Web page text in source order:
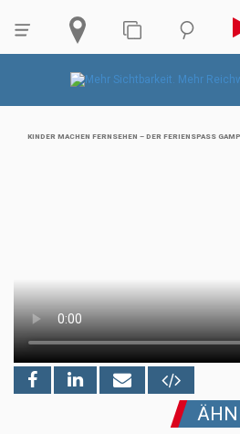
KINDER MACHEN FERNSEHEN – DER FERIENSPASS